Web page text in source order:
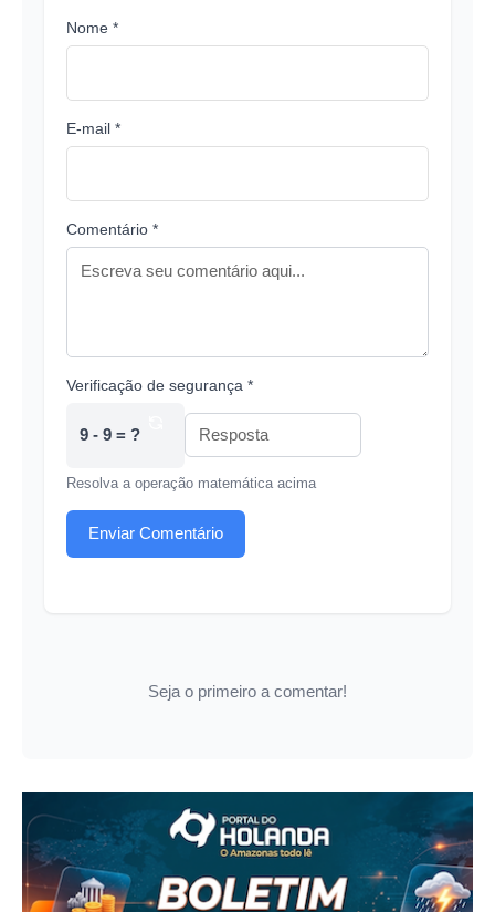
Nome *
E-mail *
Comentário *
Verificação de segurança *
9 - 9 = ?
Resolva a operação matemática acima
Enviar Comentário
Seja o primeiro a comentar!